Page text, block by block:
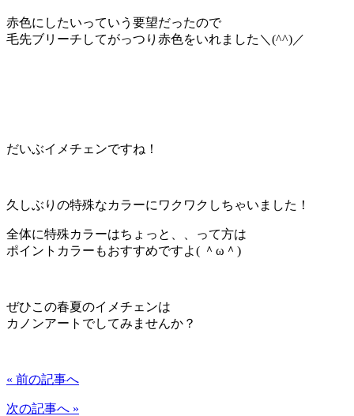
赤色にしたいっていう要望だったので
毛先ブリーチしてがっつり赤色をいれました＼(^^)／
だいぶイメチェンですね！
久しぶりの特殊なカラーにワクワクしちゃいました！
全体に特殊カラーはちょっと、、って方は
ポイントカラーもおすすめですよ( ＾ω＾)
ぜひこの春夏のイメチェンは
カノンアートでしてみませんか？
« 前の記事へ
次の記事へ »